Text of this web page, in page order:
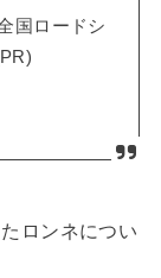
国ロードシ
ロンネについ